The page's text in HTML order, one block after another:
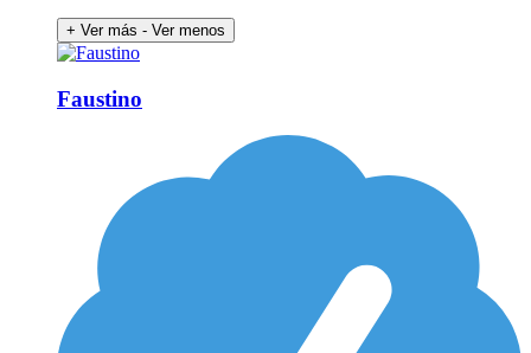
+ Ver más - Ver menos
Faustino